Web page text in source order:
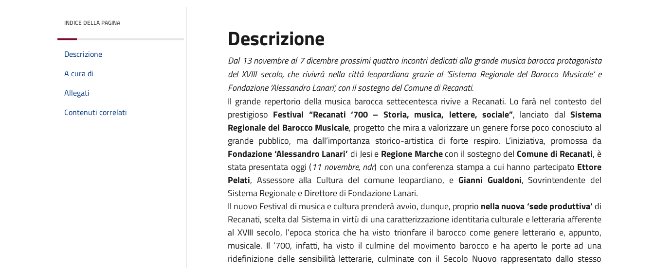
INDICE DELLA PAGINA
Descrizione
A cura di
Allegati
Contenuti correlati
Descrizione
Dal 13 novembre al 7 dicembre prossimi quattro incontri dedicati alla grande musica barocca protagonista
del XVIII secolo, che rivivrà nella città leopardiana grazie al ‘Sistema Regionale del Barocco Musicale’ e
Fondazione ‘Alessandro Lanari’, con il sostegno del Comune di Recanati.
Il grande repertorio della musica barocca settecentesca rivive a Recanati. Lo farà nel contesto del
prestigioso Festival “Recanati ‘700 – Storia, musica, lettere, sociale”, lanciato dal Sistema
Regionale del Barocco Musicale, progetto che mira a valorizzare un genere forse poco conosciuto al
grande pubblico, ma dall’importanza storico-artistica di forte respiro. L’iniziativa, promossa da
Fondazione ‘Alessandro Lanari’ di Jesi e Regione Marchecon il sostegno delComune di Recanati, è
stata presentata oggi (11 novembre, ndr) con una conferenza stampa a cui hanno partecipato Ettore
Pelati, Assessore alla Cultura del comune leopardiano, e Gianni Gualdoni, Sovrintendente del
Sistema Regionale e Direttore di Fondazione Lanari.
Il nuovo Festival di musica e cultura prenderà avvio, dunque, proprio nella nuova ‘sede produttiva’ di
Recanati, scelta dal Sistema in virtù di una caratterizzazione identitaria culturale e letteraria afferente
al XVIII secolo, l’epoca storica che ha visto trionfare il barocco come genere letterario e, appunto,
musicale. Il ‘700, infatti, ha visto il culmine del movimento barocco e ha aperto le porte ad una
ridefinizione delle sensibilità letterarie, culminate con il Secolo Nuovo rappresentato dallo stesso